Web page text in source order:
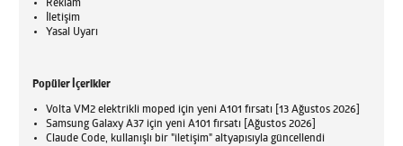
Reklam
İletişim
Yasal Uyarı
Popüler İçerikler
Volta VM2 elektrikli moped için yeni A101 fırsatı [13 Ağustos 2026]
Samsung Galaxy A37 için yeni A101 fırsatı [Ağustos 2026]
Claude Code, kullanışlı bir "iletişim" altyapısıyla güncellendi